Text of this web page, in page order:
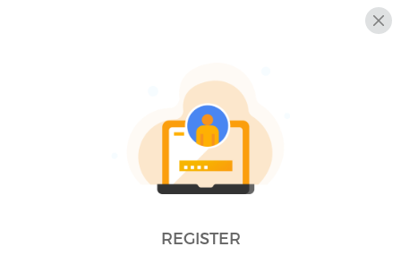
REGISTER